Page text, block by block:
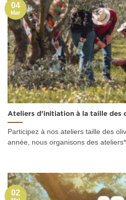
Ateliers d’initiation à la taille des
Participez à nos ateliers taille des
année, nous organisons des
04
Mar
02